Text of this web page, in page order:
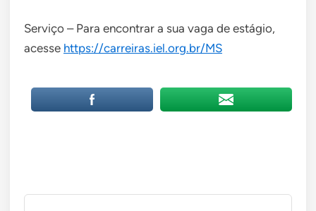
Serviço – Para encontrar a sua vaga de estágio,
acesse https://carreiras.iel.org.br/MS